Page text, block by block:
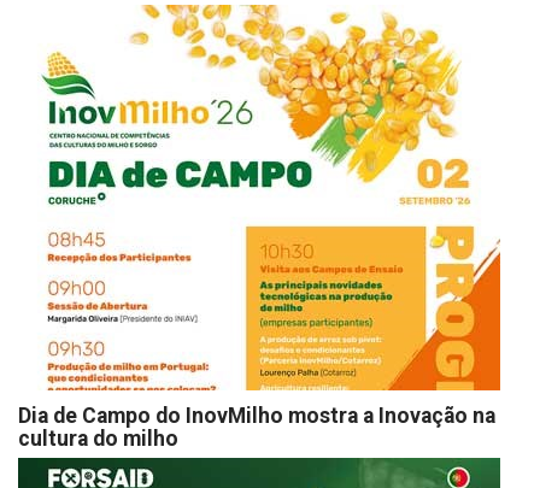
Dia de Campo do InovMilho mostra a Inovação na
cultura do milho